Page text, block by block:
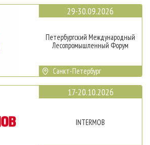
29-30.09.2026
Петербургский Международный
Лесопромышленный Форум
Санкт-Петербург
17-20.10.2026
INTERMOB